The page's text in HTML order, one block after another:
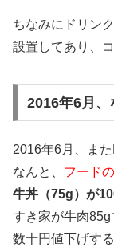
ちなみにドリン
設置してあり、
2016年6月
2016年6月、また
なんと、 フード
牛丼（75g）が
すき家が牛肉
数十円値下げす